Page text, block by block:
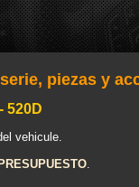
piezas y
520D
vehicule.